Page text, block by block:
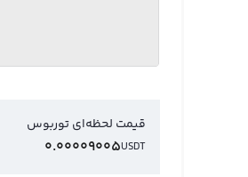
قیمت لحظه‌ای توربوس
USDT
0.00009005